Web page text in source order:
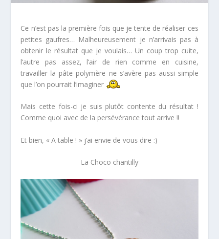
Ce n’est pas la première fois que je tente de réaliser ces
petites gaufres… Malheureusement je n’arrivais pas à
obtenir le résultat que je voulais… Un coup trop cuite,
l’autre pas assez, l’air de rien comme en cuisine,
travailler la pâte polymère ne s’avère pas aussi simple
que l’on pourrait l’imaginer
Mais cette fois-ci je suis plutôt contente du résultat !
Comme quoi avec de la persévérance tout arrive !!
Et bien, « A table ! » j’ai envie de vous dire :)
La Choco chantilly